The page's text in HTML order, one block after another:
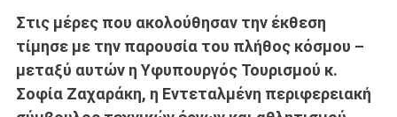
Στις μέρες που ακολούθησαν την έκθεση
τίμησε με την παρουσία του πλήθος κόσμου –
μεταξύ αυτών η Υφυπουργός Τουρισμού κ.
Σοφία Ζαχαράκη, η Εντεταλμένη περιφερειακή